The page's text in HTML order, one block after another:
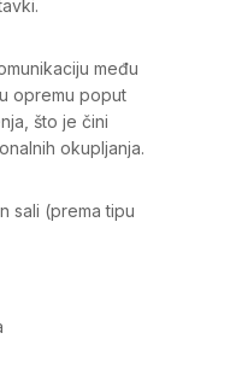
među
opremu poput
što je čini
okupljanja.
sali (prema tipu